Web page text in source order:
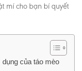
mí cho bạn bí quyết
của táo mèo